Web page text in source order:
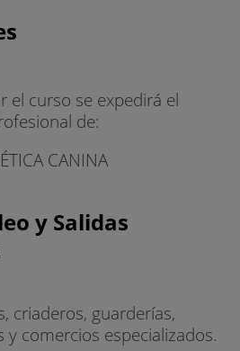
el curso se expedirá el
de:
CANINA
y Salidas
criaderos, guarderías,
comercios especializados.